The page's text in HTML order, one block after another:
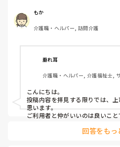
話などもしたりと仲が良いため
です、すみません）こういう理
の人になるけどいいかという相
わりはいらないから中止でいい
に伝えたら、注意されました。
上司の注意内容
→利用者に対して、こういう理
けない。
→ケアマネに中止になることを伝
中止になったとは言わないこと
か？」と聞くようにして。
もか
介護職・ヘルパー, 訪問介護
垂れ耳
介護職・ヘルパー, 介護福祉士,
こんにちは。
投稿内容を拝見する限りでは、
思います。
ご利用者と仲がいいのは良いこ
それだけ、そのご利用者がもか
回答をもっ